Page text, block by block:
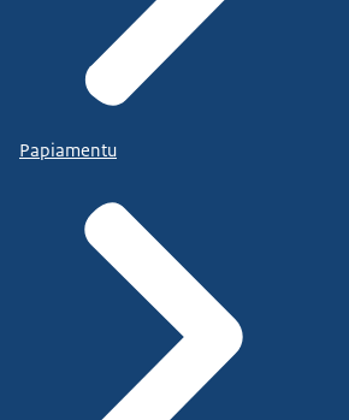
Papiamentu